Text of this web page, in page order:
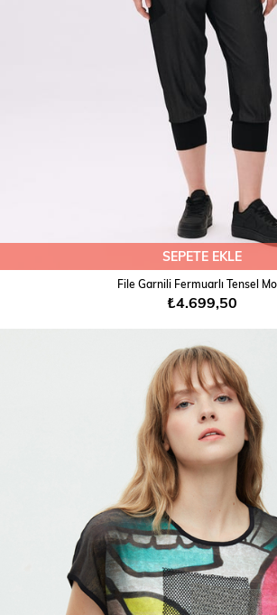
SEPETE EKLE
File Garnili Fermuarlı Tensel
₺4.699,50